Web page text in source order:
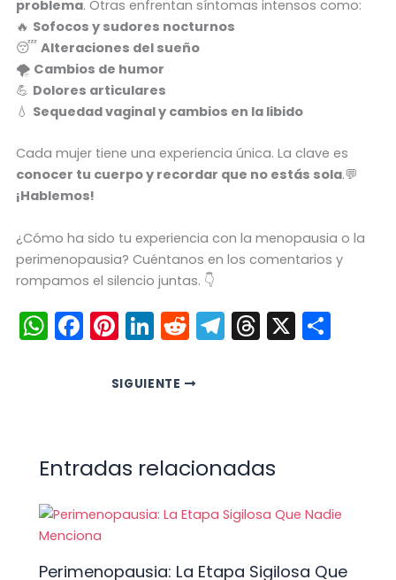
problema. Otras enfrentan síntomas intensos como:
🔥 Sofocos y sudores nocturnos
😴 Alteraciones del sueño
🌪️ Cambios de humor
💪 Dolores articulares
💧 Sequedad vaginal y cambios en la libido
Cada mujer tiene una experiencia única. La clave es
conocer tu cuerpo y recordar que no estás sola.💬
¡Hablemos!
¿Cómo ha sido tu experiencia con la menopausia o la
perimenopausia? Cuéntanos en los comentarios y
rompamos el silencio juntas. 👇
W
h
p
p
F
a
o
k
Pi
nt
er
Li
n
k
n
R
e
d
T
el
m
T
hr
s
X C
SIGUIENTE
Entradas relacionadas
Perimenopausia: La Etapa Sigilosa Que